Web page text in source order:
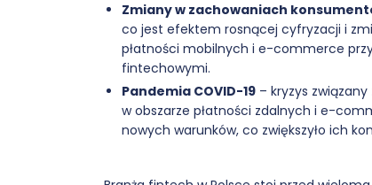
Zmiany w zachowaniach
co jest efektem rosnącej cyfryzacji i
płatności mobilnych i e-commerce
fintechowymi.
Pandemia COVID-19– kryzys związany
w obszarze płatności zdalnych i e-
nowych warunków, co zwiększyło ich